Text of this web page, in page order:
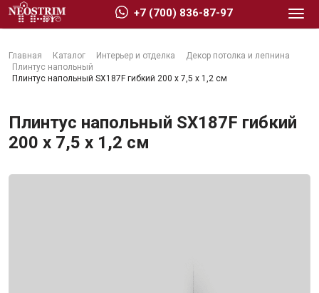
Главная Каталог Интерьер и отделка
Декор потолка и лепнина
Плинтус напольный
Плинтус напольный SX187F гибкий 200 х 7,5 х 1,2 см
Плинтус напольный SX187F гибкий
200 х 7,5 х 1,2 см
+7 (700) 836-87-97
Стройматериалы
Сухие строительные смеси